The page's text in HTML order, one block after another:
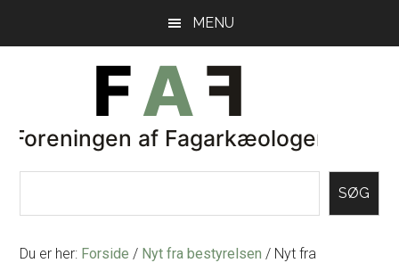
MENU
SØG
Du er her: Forside / Nyt fra bestyrelsen / Nyt fra